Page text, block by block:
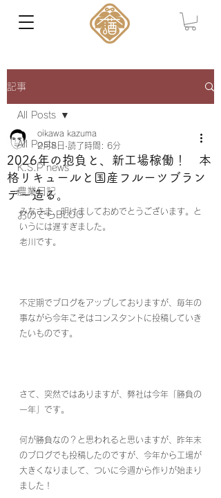
記事
All Posts
K.S.P news
農業日記
おのでらBLOG
All Posts
2026年の抱負と、新工場稼働！ 本
格リキュールと国産フルーツブラン
デー造る。
oikawa kazuma
2月8日 読了時間: 6分
みなさま、明けましておめでとうございます。と
いうには遅すぎました。
老川です。
不定期でブログをアップしておりますが、毎年の
事ながら今年こそはコンスタントに投稿していき
たいものです。
さて、突然ではありますが、弊社は今年「勝負の
一年」です。
何が勝負なの？と思われると思いますが、昨年末
のブログでも投稿したのですが、今年から工場が
大きくなりまして、ついに今週から作りが始まり
ました！